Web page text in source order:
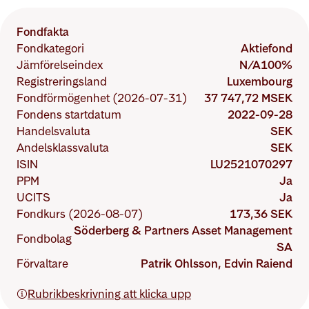
Fondfakta
Fondkategori
Aktiefond
Jämförelseindex
N/A100%
Registreringsland
Luxembourg
Fondförmögenhet (2026-07-31)
37 747,72 MSEK
Fondens startdatum
2022-09-28
Handelsvaluta
SEK
Andelsklassvaluta
SEK
ISIN
LU2521070297
PPM
Ja
UCITS
Ja
Fondkurs (2026-08-07)
173,36 SEK
Fondbolag
Söderberg & Partners Asset Management
SA
Förvaltare
Patrik Ohlsson, Edvin Raiend
Rubrikbeskrivning att klicka upp